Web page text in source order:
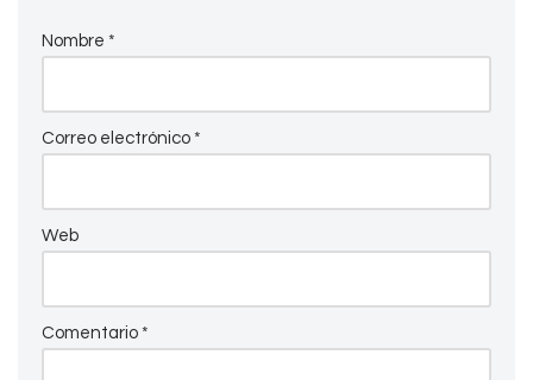
Nombre *
Correo electrónico *
Web
Comentario *